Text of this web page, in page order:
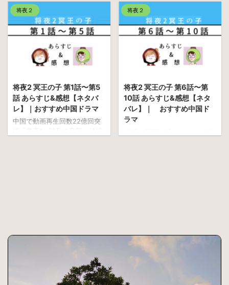
い・けつ）と桑桑（そうそ
う） 、追われる二人、どうな
っていきますやら........ 話題の
韓国コスメ、サボテンオイル
配合のハクスリー 将夜２ 冥
王の子 第13話～16話 第13話
あらすじ&感想 寧缺（ねい・け
ち伏せる西陵（せいりょう）
の軍兵達。 大神官（だいしん
かん）の葉紅魚（よう・こう
ぎょ）は、2人が、唐に行くに
しても渭城（いじょう）に行
くしても、不気味な沼の“泥池
（そうそう）だったが、一
転、症状は悪化、折しも寧缺
(ねい・けつ)が隠れ住む月輪国
の朝陽（ちょうよう）城内で
は、西陵（せいりょう）によ
る冥王の子の捜索の輪が狭ま
りつつあった。 感想 楽天
ルポ ミネラルバスパウダー
月輪国で身をひそめている寧
缺と桑桑。 西陵の追っ手「こ
いつは冥王の子だ。長年、我
が国が極貧に苦しむのも民が
流浪の果てに疲弊しているの
将夜２
将夜2 冥王の子 第1話〜第5
話 あらすじ&感想【ネタバ
レ】｜おすすめ中国ドラマ
中国で動画再生回数22億回突
倒れる。〜 ここまでが「将
2 冥王の子 第2作「将夜2
冥王の子」始まりました 桑
桑（そうそう）はどうなる？
将夜２
将夜2 冥王の子 第6話〜第
10話 あらすじ&感想【ネタ
バレ】｜ おすすめ中国ド
ラマ
冥王の子 あらすじ 第6話 桑桑
（そうそう）を背負い、爛柯
（らんか）寺の本殿から飛び